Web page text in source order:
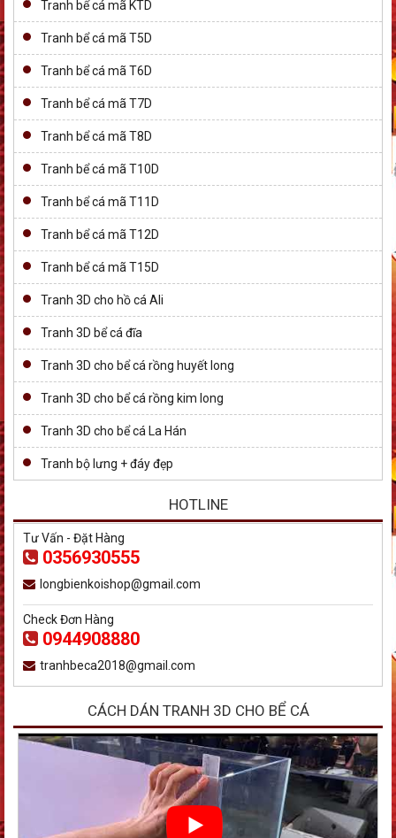
Tranh bể cá mã KTD
Tranh bể cá mã T5D
Tranh bể cá mã T6D
Tranh bể cá mã T7D
Tranh bể cá mã T8D
Tranh bể cá mã T10D
Tranh bể cá mã T11D
Tranh bể cá mã T12D
Tranh bể cá mã T15D
Tranh 3D cho hồ cá Ali
Tranh 3D bể cá đĩa
Tranh 3D cho bể cá rồng huyết long
Tranh 3D cho bể cá rồng kim long
Tranh 3D cho bể cá La Hán
Tranh bộ lưng + đáy đẹp
HOTLINE
Tư Vấn - Đặt Hàng
0356930555
longbienkoishop@gmail.com
Check Đơn Hàng
0944908880
tranhbeca2018@gmail.com
CÁCH DÁN TRANH 3D CHO BỂ CÁ